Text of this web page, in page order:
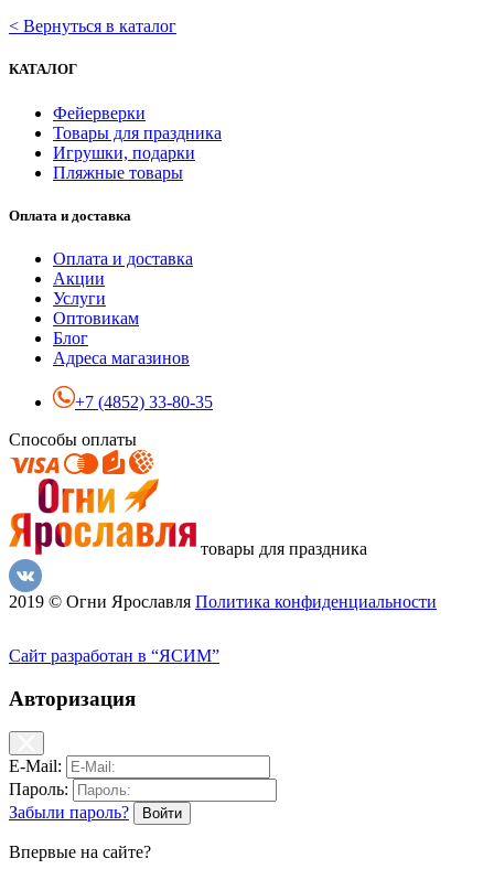
< Вернуться в каталог
КАТАЛОГ
Фейерверки
Товары для праздника
Игрушки, подарки
Пляжные товары
Оплата и доставка
Оплата и доставка
Акции
Услуги
Оптовикам
Блог
Адреса магазинов
+7 (4852) 33-80-35
Способы оплаты
товары для праздника
2019 © Огни Ярославля Политика конфиденциальности
Сайт разработан в “ЯСИМ”
Авторизация
E-Mail:
Пароль:
Забыли пароль?
Впервые на сайте?